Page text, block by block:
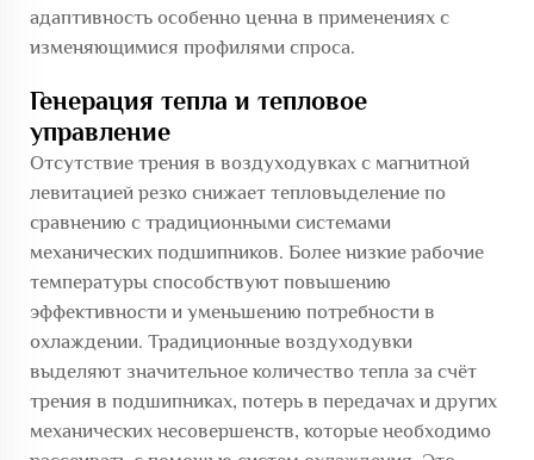
адаптивность особенно ценна в применениях с
изменяющимися профилями спроса.
Генерация тепла и тепловое
управление
Отсутствие трения в воздуходувках с магнитной
левитацией резко снижает тепловыделение по
сравнению с традиционными системами
механических подшипников. Более низкие рабочие
температуры способствуют повышению
эффективности и уменьшению потребности в
охлаждении. Традиционные воздуходувки
выделяют значительное количество тепла за счёт
трения в подшипниках, потерь в передачах и других
механических несовершенств, которые необходимо